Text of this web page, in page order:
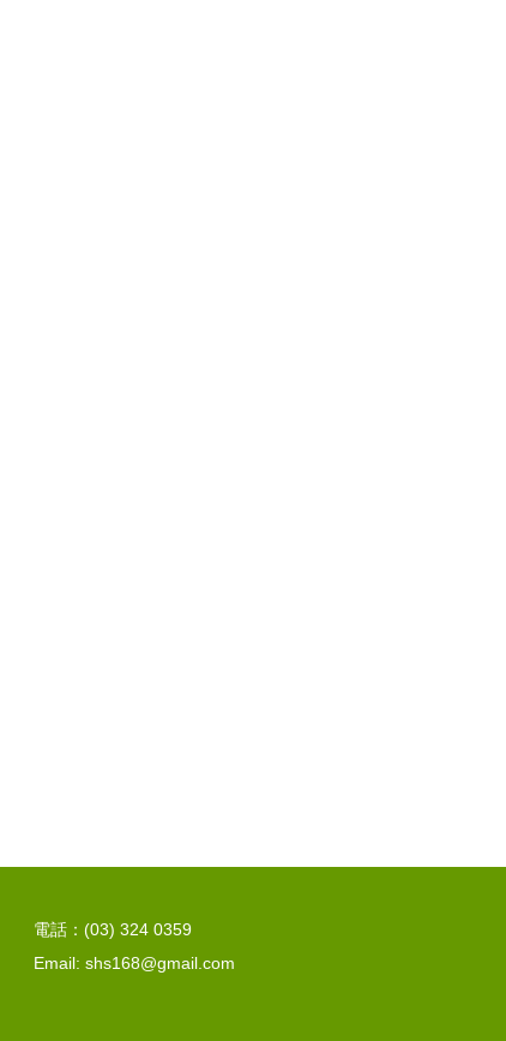
電話：(03) 324 0359
Email: shs168@gmail.com